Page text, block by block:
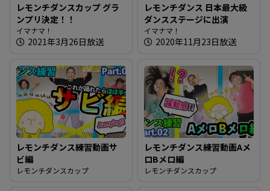
レモンチダンスカップ グラ
ンプリ決定！！
イマナマ！
2021年3月26日放送
レモンチダンス 日本最大級
ダンスステージに出演
イマナマ！
2020年11月23日放送
レモンチダンス練習動画サ
ビ編
レモンチダンスカップ
レモンチダンス練習動画Aメ
ロBメロ編
レモンチダンスカップ